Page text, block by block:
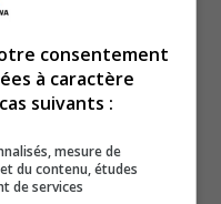
h dans une zone de
il a reçu un constat
d’inaptitude.
permis pendant
son permis pendant
consentement
à caractère
suivants :
mesure de
du contenu, études
de services